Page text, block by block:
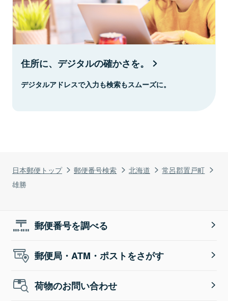
日本郵便トップ 郵便番号検索 北海道
常呂郡置戸町
雄勝
住所に、デジタルの確かさを。
デジタルアドレスで入力も検索もスムーズに。
郵便番号を調べる
郵便局・ATM・ポストをさがす
荷物のお問い合わせ